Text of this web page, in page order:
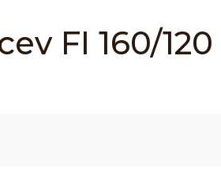
FI 160/